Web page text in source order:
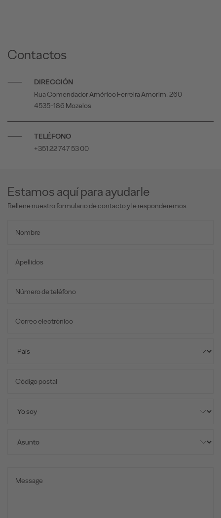
Contactos
DIRECCIÓN
Rua Comendador Américo Ferreira Amorim, 260
4535-186 Mozelos
TELÉFONO
+351 22 747 53 00
Estamos aquí para ayudarle
Rellene nuestro formulario de contacto y le responderemos